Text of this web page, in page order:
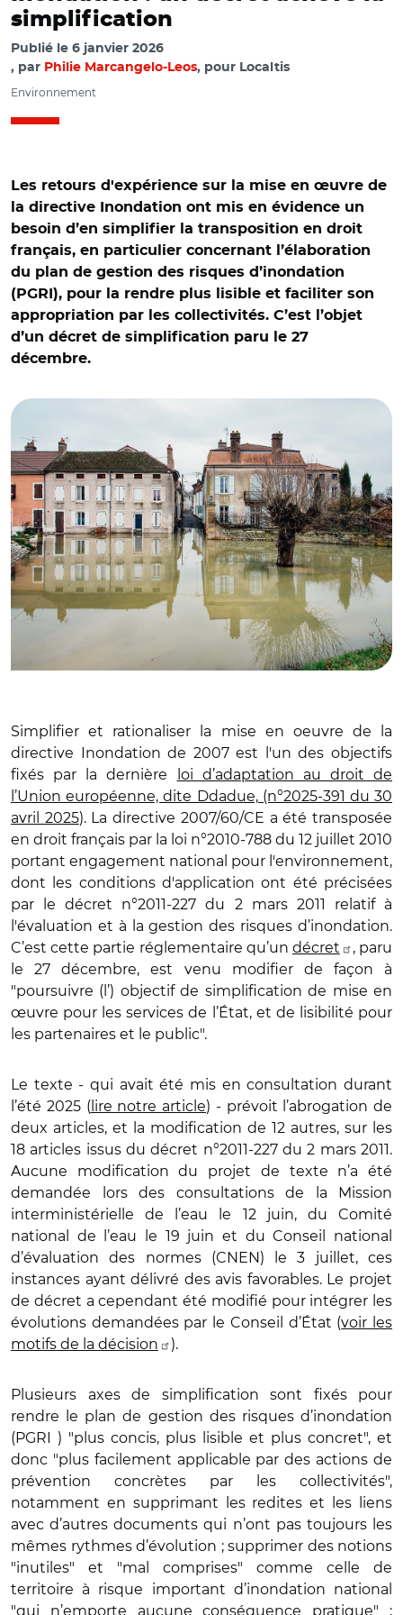
simplification
Publié le 6 janvier 2026
par Philie Marcangelo-Leos, pour Localtis
Environnement
Les retours d'expérience sur la mise en œuvre de
la directive Inondation ont mis en évidence un
besoin d’en simplifier la transposition en droit
français, en particulier concernant l’élaboration
du plan de gestion des risques d’inondation
(PGRI), pour la rendre plus lisible et faciliter son
appropriation par les collectivités. C’est l’objet
d’un décret de simplification paru le 27
décembre.
Simplifier et rationaliser la mise en oeuvre de la
directive Inondation de 2007 est l'un des objectifs
fixés par la dernière
loi d’adaptation au droit de
l’Union européenne, dite Ddadue, (n°2025-391 du 30
avril 2025). La directive 2007/60/CE a été transposée
en droit français par la loi n°2010-788 du 12 juillet 2010
portant engagement national pour l'environnement,
dont les conditions d'application ont été précisées
par le décret n°2011-227 du 2 mars 2011 relatif à
l'évaluation et à la gestion des risques d’inondation.
C’est cette partie réglementaire qu’un décret
, paru
le 27 décembre, est venu modifier de façon à
"poursuivre (l’) objectif de simplification de mise en
œuvre pour les services de l’État, et de lisibilité pour
les partenaires et le public".
Le texte - qui avait été mis en consultation durant
l’été 2025 (lire notre article) - prévoit l’abrogation de
deux articles, et la modification de 12 autres, sur les
18 articles issus du décret n°2011-227 du 2 mars 2011.
Aucune modification du projet de texte n’a été
demandée lors des consultations de la Mission
interministérielle de l’eau le 12 juin, du Comité
national de l’eau le 19 juin et du Conseil national
d’évaluation des normes (CNEN) le 3 juillet, ces
instances ayant délivré des avis favorables. Le projet
de décret a cependant été modifié pour intégrer les
évolutions demandées par le Conseil d’État (voir les
motifs de la décision
).
Plusieurs axes de simplification sont fixés pour
rendre le plan de gestion des risques d’inondation
(PGRI ) "plus concis, plus lisible et plus concret", et
donc "plus facilement applicable par des actions de
prévention concrètes par les collectivités",
notamment en supprimant les redites et les liens
avec d’autres documents qui n’ont pas toujours les
mêmes rythmes d’évolution ; supprimer des notions
"inutiles" et "mal comprises" comme celle de
territoire à risque important d’inondation national
"qui n’emporte aucune conséquence pratique" ;